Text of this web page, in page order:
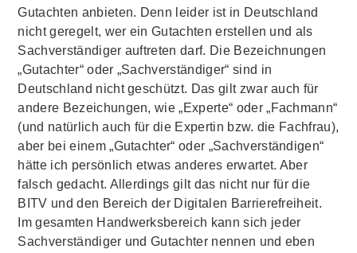
Gutachten anbieten. Denn leider ist in Deutschland
nicht geregelt, wer ein Gutachten erstellen und als
Sachverständiger auftreten darf. Die Bezeichnungen
„Gutachter“ oder „Sachverständiger“ sind in
Deutschland nicht geschützt. Das gilt zwar auch für
andere Bezeichungen, wie „Experte“ oder „Fachmann“
(und natürlich auch für die Expertin bzw. die Fachfrau),
aber bei einem „Gutachter“ oder „Sachverständigen“
hätte ich persönlich etwas anderes erwartet. Aber
falsch gedacht. Allerdings gilt das nicht nur für die
BITV und den Bereich der Digitalen Barrierefreiheit.
Im gesamten Handwerksbereich kann sich jeder
Sachverständiger und Gutachter nennen und eben